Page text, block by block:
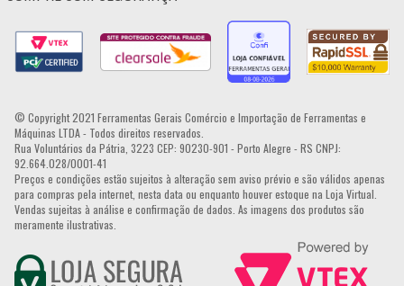
© Copyright 2021 Ferramentas Gerais Comércio e Importação de Ferramentas e
Máquinas LTDA - Todos direitos reservados.
Rua Voluntários da Pátria, 3223 CEP: 90230-901 - Porto Alegre - RS CNPJ:
92.664.028/0001-41
Preços e condições estão sujeitos à alteração sem aviso prévio e são válidos apenas
para compras pela internet, nesta data ou enquanto houver estoque na Loja Virtual.
Vendas sujeitas à análise e confirmação de dados. As imagens dos produtos são
meramente ilustrativas.